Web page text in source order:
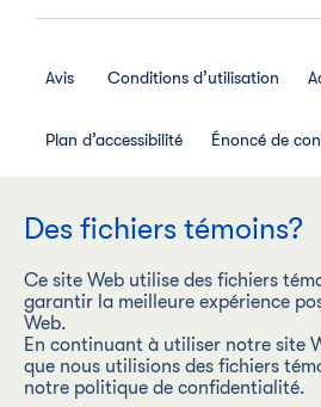
Avis Conditions d’utilisation
Plan d’accessibilité Énoncé de
Les Aliments Maple Leaf Inc. (« Les
une entreprise carboneutre dont la
Des fichiers témoins?
Ce site Web utilise des fichiers
garantir la meilleure expérience
Web.
En continuant à utiliser notre site
que nous utilisions des fichiers
notre politique de confidentialité.